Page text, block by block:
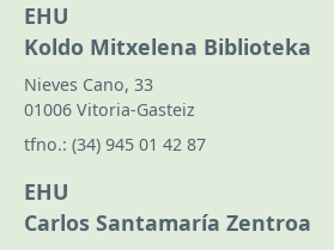
EHU
Koldo Mitxelena Biblioteka
Nieves Cano, 33
01006 Vitoria-Gasteiz
tfno.: (34) 945 01 42 87
EHU
Carlos Santamaría Zentroa